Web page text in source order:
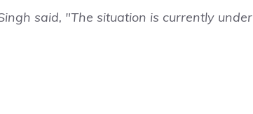
said, "The situation is currently under